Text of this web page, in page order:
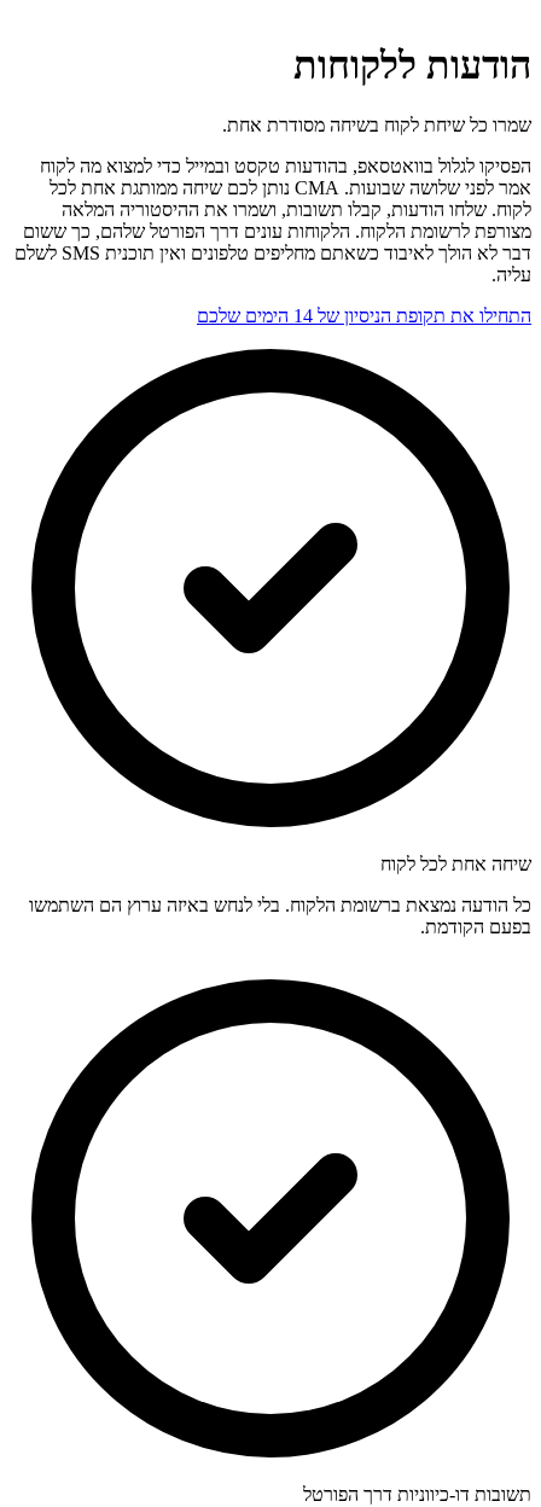
הודעות ללקוחות
שמרו כל שיחת לקוח בשיחה מסודרת אחת.
הפסיקו לגלול בוואטסאפ, בהודעות טקסט ובמייל כדי למצוא מה לקוח
אמר לפני שלושה שבועות. CMA נותן לכם שיחה ממותגת אחת לכל
לקוח. שלחו הודעות, קבלו תשובות, ושמרו את ההיסטוריה המלאה
מצורפת לרשומת הלקוח. הלקוחות עונים דרך הפורטל שלהם, כך ששום
דבר לא הולך לאיבוד כשאתם מחליפים טלפונים ואין תוכנית SMS לשלם
עליה.
התחילו את תקופת הניסיון של 14 הימים שלכם
שיחה אחת לכל לקוח
כל הודעה נמצאת ברשומת הלקוח. בלי לנחש באיזה ערוץ הם השתמשו
בפעם הקודמת.
תשובות דו-כיווניות דרך הפורטל